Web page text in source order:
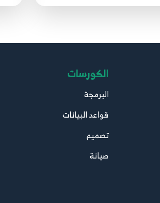
الكورسات
البرمجة
قواعد البيانات
تصميم
صيانة